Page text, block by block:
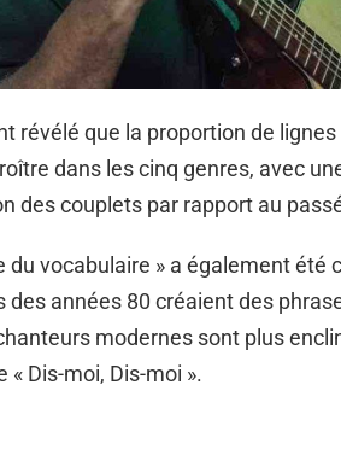
révélé que la proportion de
dans les cinq genres, avec
des couplets par rapport au
du vocabulaire » a également été
années 80 créaient des
modernes sont plus
Dis-moi, Dis-moi ».